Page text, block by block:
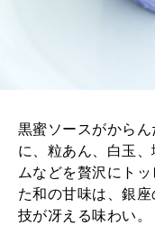
黒蜜ソースがから
に、粒あん、白玉
ムなどを贅沢にト
た和の甘味は、銀
技が冴える味わい。